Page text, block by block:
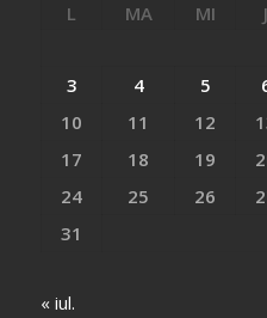
L MA MI J
3
4 5
10
11 12
17
18 19
24
25 26
31
« iul.